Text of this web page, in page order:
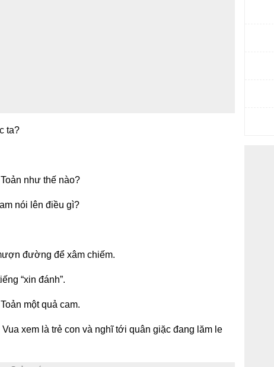
ta?
như thế nào?
nói lên điều gì?
đường để xâm chiếm.
“xin đánh”.
một quả cam.
xem là trẻ con và nghĩ tới quân giặc đang lăm le